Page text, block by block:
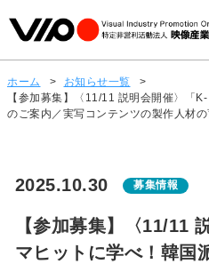
ホーム > お知らせ一覧
>
【参加募集】〈11/11 説明会開催〉「
のご案内／実写コンテンツの製作人材
2025.10.30 募集情報
【参加募集】〈11/11
マヒットに学べ！韓国